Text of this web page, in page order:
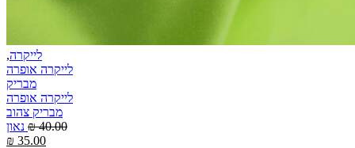
לייקרה,
לייקרה אופרה
מבריק
לייקרה אופרה
מבריק צהוב
₪40.00
₪ 35.00